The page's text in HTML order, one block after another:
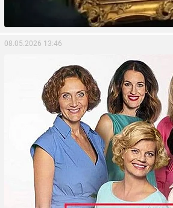
08.05.2026 13:46